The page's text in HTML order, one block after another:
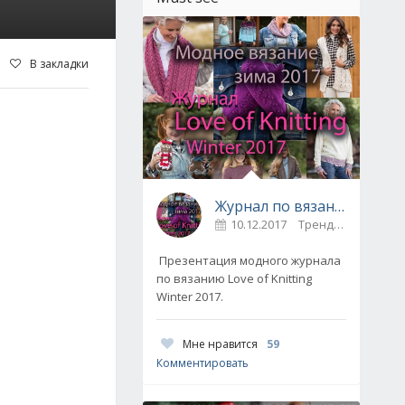
В закладки
Журнал по вязанию Love of Knitting выпуск Зима 2017
10.12.2017 Тренды / Вдохновение
Презентация модного журнала
по вязанию Love of Knitting
Winter 2017.
Мне нравится
59
Комментировать